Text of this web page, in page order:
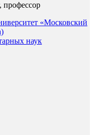
профессор
«Московский
наук